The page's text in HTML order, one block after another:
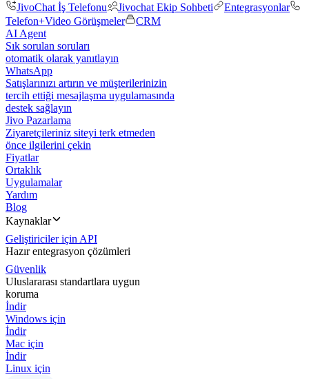
JivoChat İş Telefonu
Jivochat Ekip Sohbeti
Entegrasyonlar
Telefon+Video Görüşmeler
CRM
AI Agent
Sık sorulan soruları
otomatik olarak yanıtlayın
WhatsApp
Satışlarınızı artırın ve müşterilerinizin
tercih ettiği mesajlaşma uygulamasında
destek sağlayın
Jivo Pazarlama
Ziyaretçileriniz siteyi terk etmeden
önce ilgilerini çekin
Fiyatlar
Ortaklık
Uygulamalar
Yardım
Blog
Kaynaklar
Geliştiriciler için API
Hazır entegrasyon çözümleri
Güvenlik
Uluslararası standartlara uygun
koruma
İndir
Windows için
İndir
Mac için
İndir
Linux için